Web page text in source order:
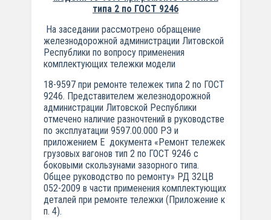
типа 2 по ГОСТ 9246
На заседании рассмотрено обращение
железнодорожной администрации Литовской
Республики по вопросу применения
комплектующих тележки модели
18-9597 при ремонте тележек типа 2 по ГОСТ
9246. Представителем железнодорожной
администрации Литовской Республики
отмечено наличие разночтений в руководстве
по эксплуатации 9597.00.000 РЭ и
приложением Е документа «Ремонт тележек
грузовых вагонов тип 2 по ГОСТ 9246 с
боковыми скользунами зазорного типа.
Общее руководство по ремонту» РД 32ЦВ
052-2009 в части применения комплектующих
деталей при ремонте тележки (Приложение к
п. 4).